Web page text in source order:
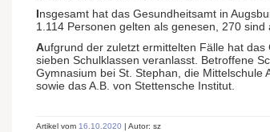
Insgesamt hat das Gesundheitsamt in
1.114 Personen gelten als genesen, 270
Aufgrund der zuletzt ermittelten Fälle hat
sieben Schulklassen veranlasst. Betroffene
Gymnasium bei St. Stephan, die
sowie das A.B. von Stettensche Institut.
Artikel vom 16.10.2020 | Autor: sz